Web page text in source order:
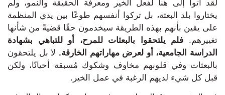
لقد أتوا إلى هنا لفعل الخير
ومعرفة الحقيقة والنمو، ولم
يختاروا بلد البعثة، بل تركوا أنفسهم طوعًا بين يدي المنظمة
على يقين بأنهم بهذه الطريقة سيخدمون حقًا قضيةً من شأنها
تغييرهم.
فلم يلتحقوا بالبعثات للمرح، أو للتباهي بشهادة
الدراسة الجامعية، أو لعرض مهاراتهم الخارقة. لا بل يلتحقون
بالبعثات وفي قلوبهم مخاوف وشكوك مُسبقة أحيانًا، ولكن
قبل كل شيء لديهم الرغبة في عمل الخير.